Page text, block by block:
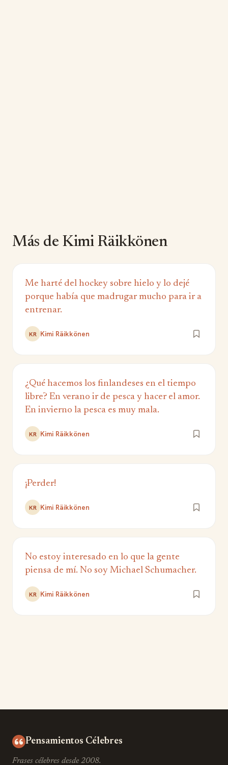
Más de Kimi Räikkönen
Me harté del hockey sobre hielo y lo dejé
porque había que madrugar mucho para ir a
entrenar.
KR Kimi Räikkönen
¿Qué hacemos los finlandeses en el tiempo
libre? En verano ir de pesca y hacer el amor.
En invierno la pesca es muy mala.
KR Kimi Räikkönen
¡Perder!
KR Kimi Räikkönen
No estoy interesado en lo que la gente
piensa de mí. No soy Michael Schumacher.
KR Kimi Räikkönen
Pensamientos Célebres
Frases célebres desde 2008.